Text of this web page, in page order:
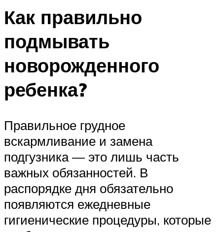
Как правильно
подмывать
новорожденного
ребенка?
Правильное грудное
вскармливание и замена
подгузника — это лишь часть
важных обязанностей. В
распорядке дня обязательно
появляются ежедневные
гигиенические процедуры, которые